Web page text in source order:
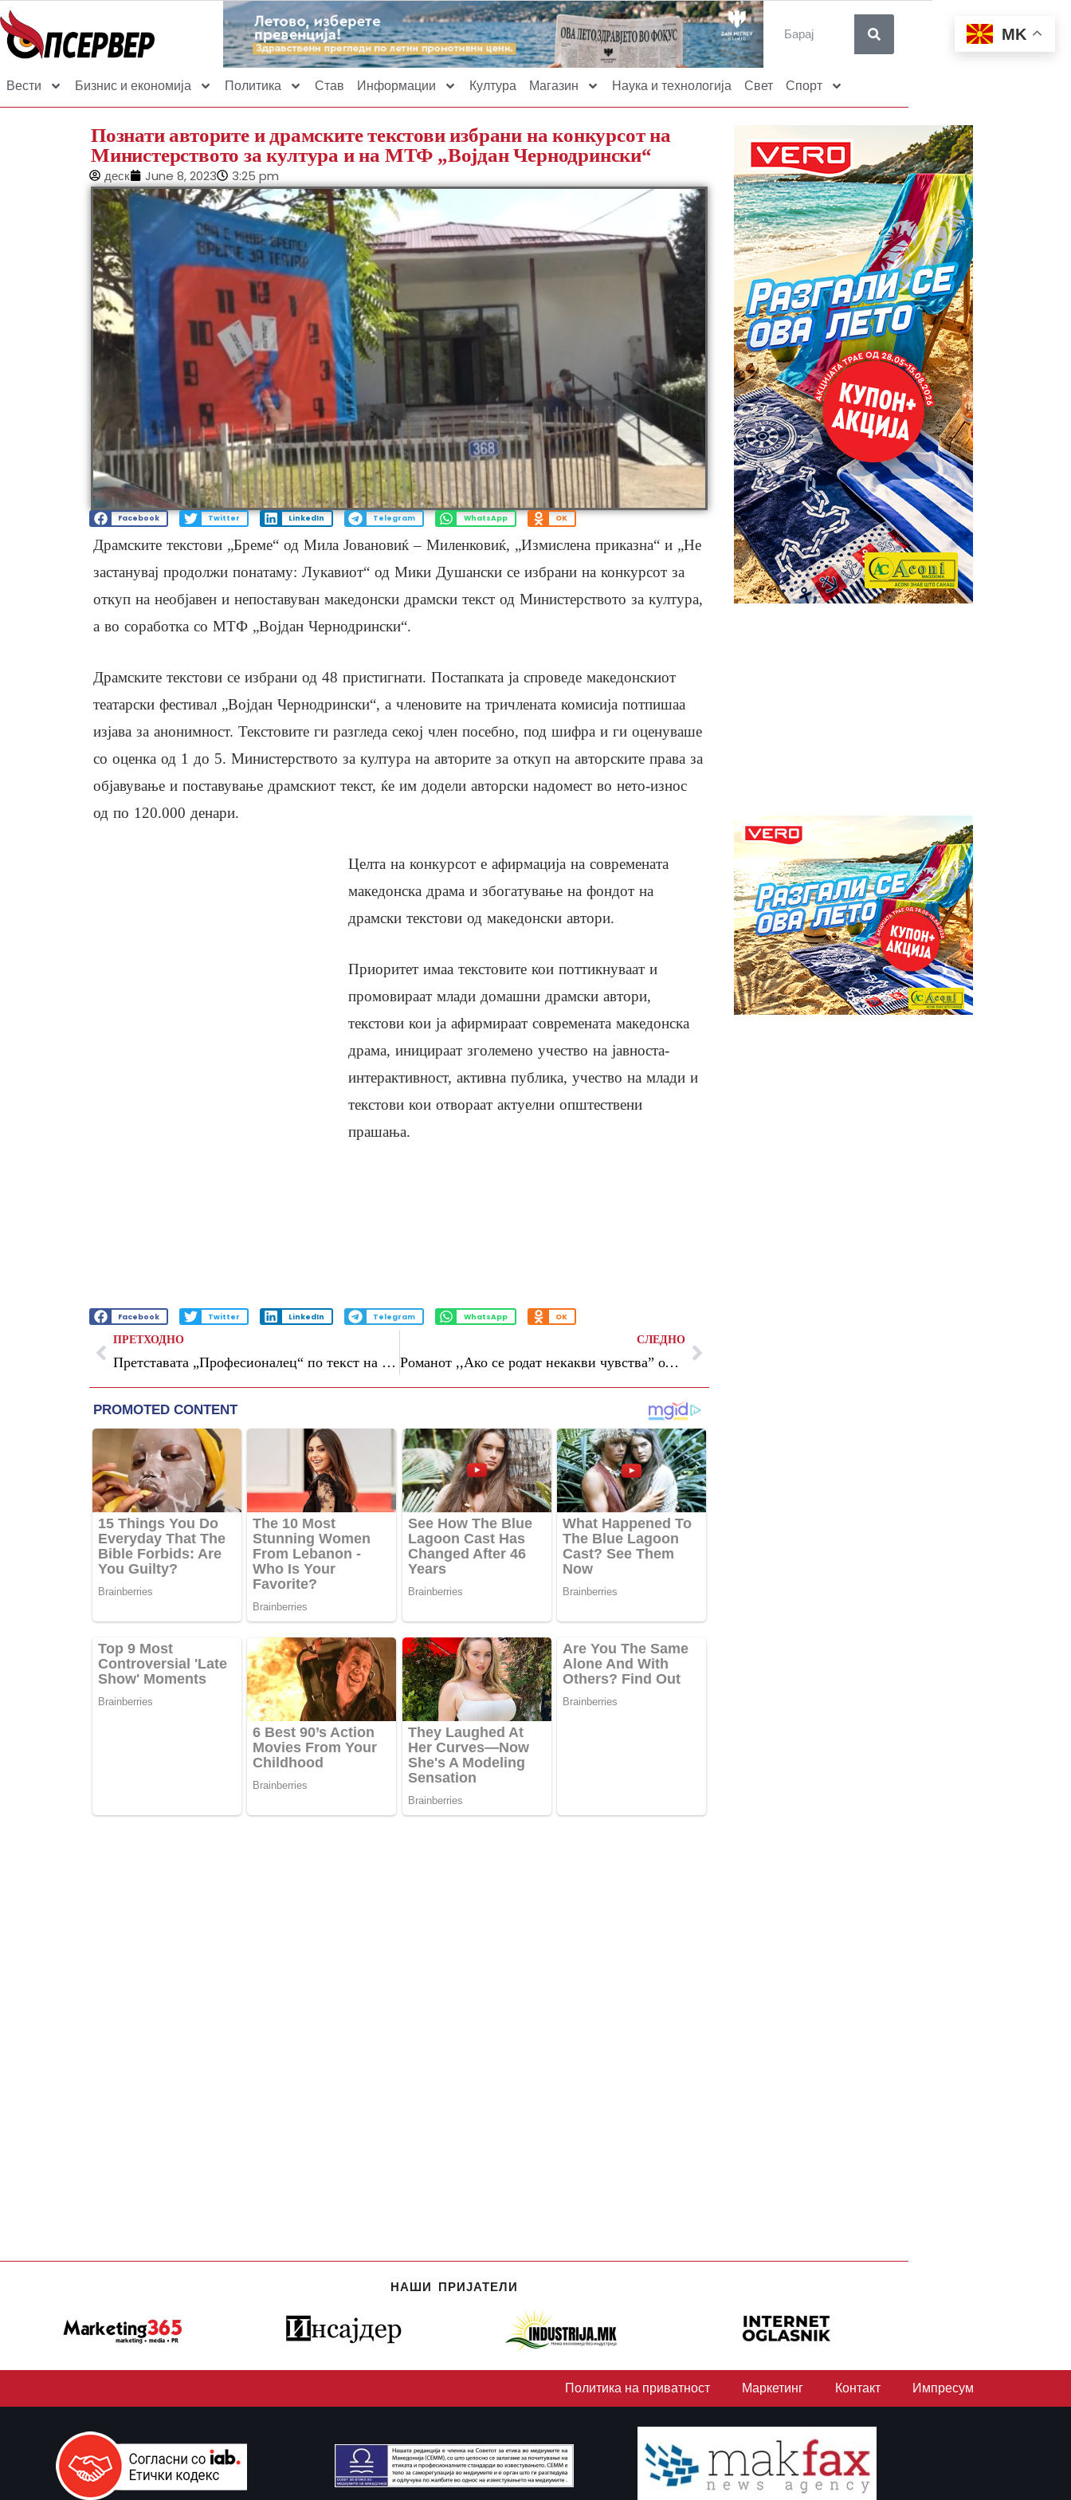
Вести Бизнис и економија Политика Став Информации Култура Магазин Наука и технологија Свет Спорт
Познати авторите и драмските текстови избрани на конкурсот на
Министерството за култура и на МТФ „Војдан Чернодрински“
деск June 8, 2023 3:25 pm
Facebook Twitter LinkedIn Telegram WhatsApp OK
Драмските текстови „Бреме“ од Мила Јовановиќ – Миленковиќ, „Измислена приказна“ и „Не
застанувај продолжи понатаму: Лукавиот“ од Мики Душански се избрани на конкурсот за
откуп на необјавен и непоставуван македонски драмски текст од Министерството за култура,
а во соработка со МТФ „Војдан Чернодрински“.
Драмските текстови се избрани од 48 пристигнати. Постапката ја спроведе македонскиот
театарски фестивал „Војдан Чернодрински“, а членовите на тричлената комисија потпишаа
изјава за анонимност. Текстовите ги разгледа секој член посебно, под шифра и ги оценуваше
со оценка од 1 до 5. Министерството за култура на авторите за откуп на авторските права за
објавување и поставување драмскиот текст, ќе им додели авторски надомест во нето-износ
од по 120.000 денари.
Целта на конкурсот е афирмација на современата
македонска драма и збогатување на фондот на
драмски текстови од македонски автори.
Приоритет имаа текстовите кои поттикнуваат и
промовираат млади домашни драмски автори,
текстови кои ја афирмираат современата македонска
драма, иницираат зголемено учество на јавноста-
интерактивност, активна публика, учество на млади и
текстови кои отвораат актуелни општествени
прашања.
Facebook Twitter LinkedIn Telegram WhatsApp OK
ПРЕТХОДНО
Претставата „Професионалец“ по текст на српскиот драмски писател Душан Ковачевиќ ќе се игра утре во Тетово
СЛЕДНО
Романот ,,Ако се родат некакви чувства” од Блаже Миневски промовиран во Кавадарци
НАШИ ПРИЈАТЕЛИ
Политика на приватност Маркетинг Контакт Импресум
MK